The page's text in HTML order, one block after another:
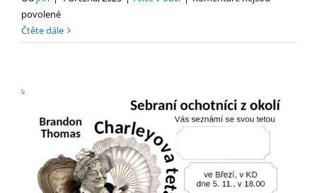
povolenéu
textu
s
Čtěte dále